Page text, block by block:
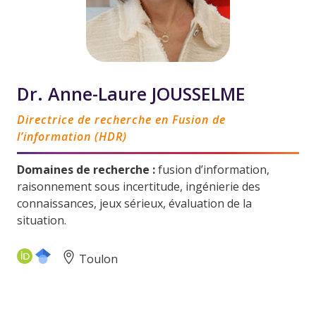
Dr. Anne-Laure JOUSSELME
Directrice de recherche en Fusion de
l’information (HDR)
Domaines de recherche :fusion d’information,
raisonnement sous incertitude, ingénierie des
connaissances, jeux sérieux, évaluation de la
situation.
Toulon